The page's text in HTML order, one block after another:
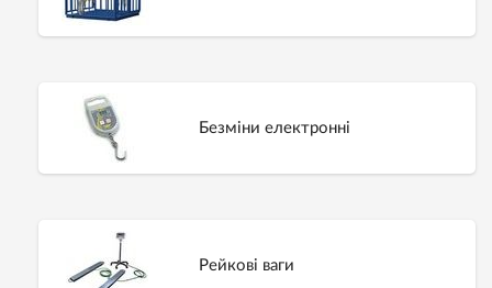
Безміни електронні
Рейкові ваги